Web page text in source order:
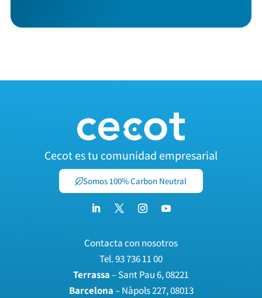
Cecot es tu comunidad empresarial
Somos 100% Carbon Neutral
Contacta con nosotros
Tel.93 736 11 00
Terrassa– Sant Pau 6, 08221
Barcelona– Nàpols 227, 08013